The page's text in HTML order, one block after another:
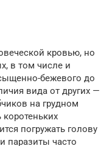
кровью, но
в том числе и
бежевого до
вида от других —
на грудном
погружать голову
паразиты часто